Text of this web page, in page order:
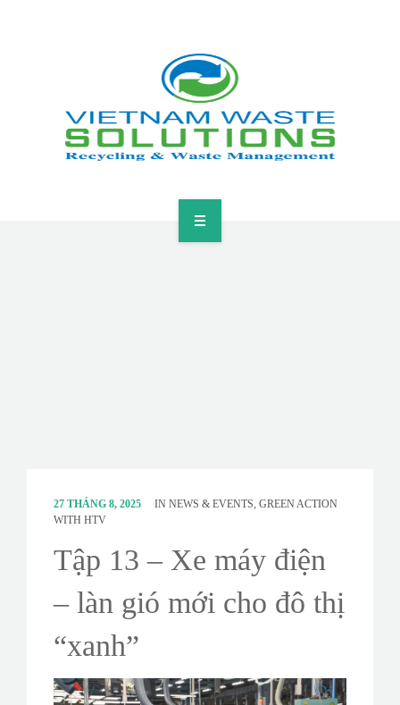
27 THÁNG 8, 2025 IN NEWS & EVENTS, GREEN ACTION
WITH HTV
Tập 13 – Xe máy điện
– làn gió mới cho đô thị
“xanh”